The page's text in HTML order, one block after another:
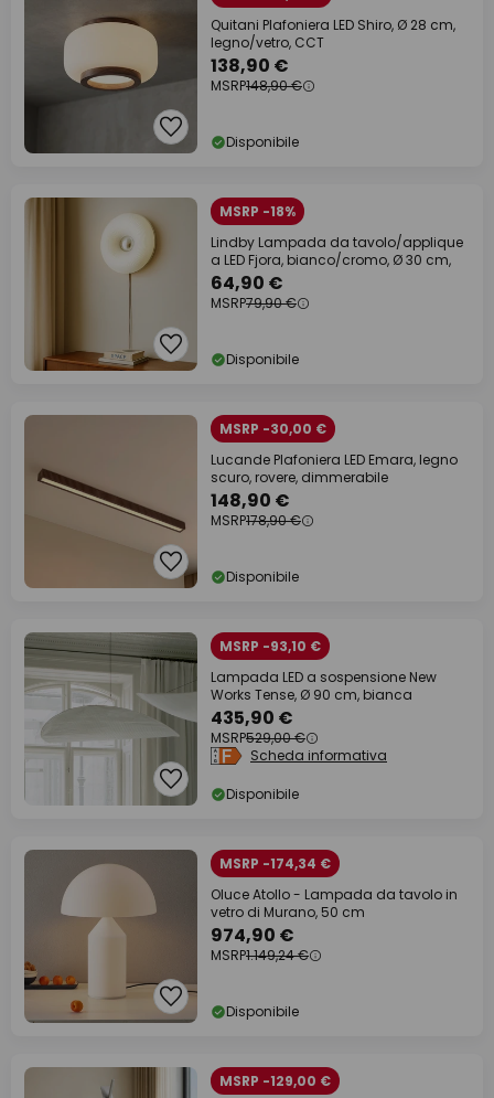
Quitani Plafoniera LED Shiro, Ø 28 cm,
legno/vetro, CCT
138,90 €
MSRP148,90 €
Disponibile
MSRP -18%
Lindby Lampada da tavolo/applique
a LED Fjora, bianco/cromo, Ø 30 cm,
64,90 €
MSRP79,90 €
Disponibile
MSRP -30,00 €
Lucande Plafoniera LED Emara, legno
scuro, rovere, dimmerabile
148,90 €
MSRP178,90 €
Disponibile
MSRP -93,10 €
Lampada LED a sospensione New
Works Tense, Ø 90 cm, bianca
435,90 €
MSRP529,00 €
Scheda informativa
Disponibile
MSRP -174,34 €
Oluce Atollo - Lampada da tavolo in
vetro di Murano, 50 cm
974,90 €
MSRP1.149,24 €
Disponibile
MSRP -129,00 €